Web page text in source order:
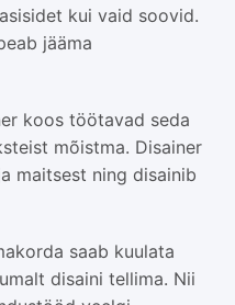
kui vaid soovid.
jääma
koos töötavad seda
mõistma. Disainer
maitsest ning disainib
saab kuulata
disaini tellima. Nii